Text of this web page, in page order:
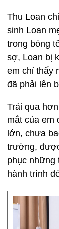
Thu Loan
sinh Loan
trong bóng
sợ, Loan bị
em chỉ thấy
đã phải lên
Trải qua
mắt của em
lớn, chưa
trường,
phục những
hành trình